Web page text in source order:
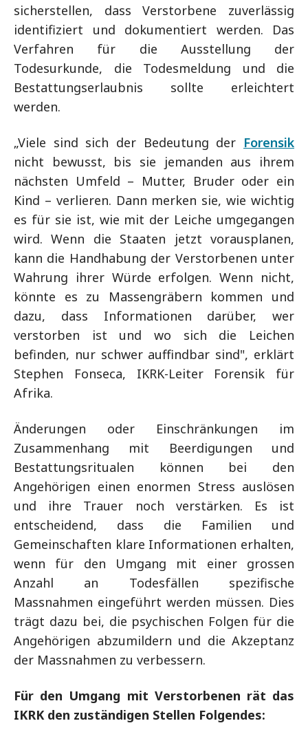
sicherstellen, dass Verstorbene zuverlässig
identifiziert und dokumentiert werden. Das
Verfahren für die Ausstellung der
Todesurkunde, die Todesmeldung und die
Bestattungserlaubnis sollte erleichtert
werden.
„Viele sind sich der Bedeutung der Forensik
nicht bewusst, bis sie jemanden aus ihrem
nächsten Umfeld – Mutter, Bruder oder ein
Kind – verlieren. Dann merken sie, wie wichtig
es für sie ist, wie mit der Leiche umgegangen
wird. Wenn die Staaten jetzt vorausplanen,
kann die Handhabung der Verstorbenen unter
Wahrung ihrer Würde erfolgen. Wenn nicht,
könnte es zu Massengräbern kommen und
dazu, dass Informationen darüber, wer
verstorben ist und wo sich die Leichen
befinden, nur schwer auffindbar sind", erklärt
Stephen Fonseca, IKRK-Leiter Forensik für
Afrika.
Änderungen oder Einschränkungen im
Zusammenhang mit Beerdigungen und
Bestattungsritualen können bei den
Angehörigen einen enormen Stress auslösen
und ihre Trauer noch verstärken. Es ist
entscheidend, dass die Familien und
Gemeinschaften klare Informationen erhalten,
wenn für den Umgang mit einer grossen
Anzahl an Todesfällen spezifische
Massnahmen eingeführt werden müssen. Dies
trägt dazu bei, die psychischen Folgen für die
Angehörigen abzumildern und die Akzeptanz
der Massnahmen zu verbessern.
Für den Umgang mit Verstorbenen rät das
IKRK den zuständigen Stellen Folgendes: